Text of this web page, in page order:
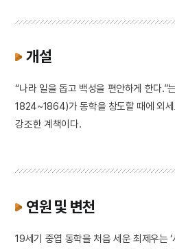
개설
“나라 일을 돕고 백성을 편안하게 한다.”
1824~1864)가 동학을 창도할 때에 외
강조한 계책이다.
연원 및 변천
19세기 중엽 동학을 처음 세운 최제우는